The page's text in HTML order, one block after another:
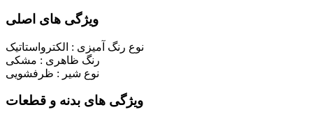
ویژگی های اصلی
نوع رنگ آمیزی : الکترواستاتیک
رنگ ظاهری : مشکی
نوع شیر : ظرفشویی
ویژگی های بدنه و قطعات